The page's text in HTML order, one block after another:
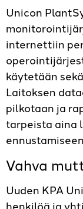
Unicon
internettiin
käytetään
Laitoksen
pilkotaan ja
tarpeista aina
Vahva
Uuden KPA
henkilöä ja